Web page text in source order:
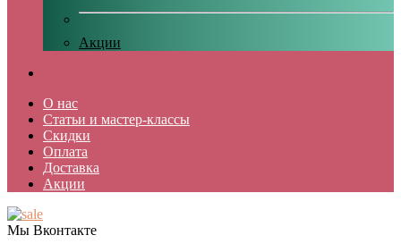
Акции
О нас
Статьи и мастер-классы
Скидки
Оплата
Доставка
Акции
Мы Вконтакте